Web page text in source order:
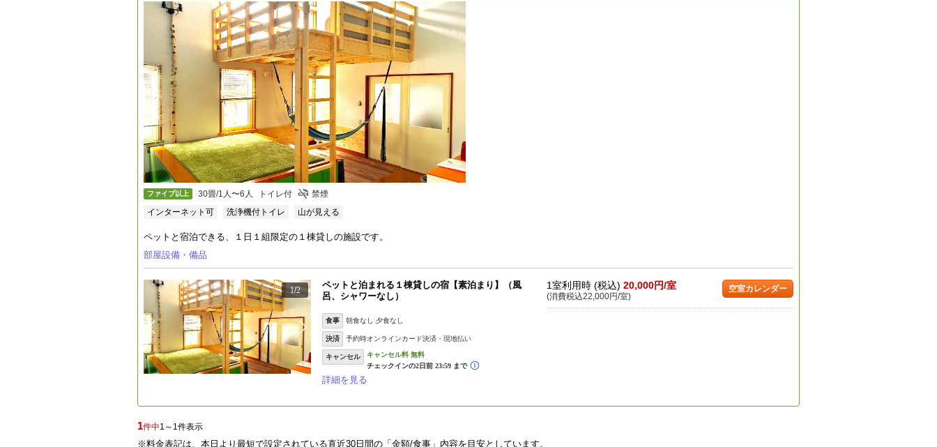
ファイブ以上 30畳/1人〜6人 トイレ付
禁煙
インターネット可
洗浄機付トイレ 山が見える
ペットと宿泊できる、１日１組限定の１棟貸しの施設です。
部屋設備・備品
1/2
ペットと泊まれる１棟貸しの宿【素泊まり】（風
呂、シャワーなし）
食事 朝食なし 夕食なし
決済 予約時オンラインカード決済・現地払い
キャンセル
詳細を見る
1室利用時 (税込) 20,000円/室
(消費税込22,000円/室)
空室カレンダー
1件中1～1件表示
※料金表記は、本日より最短で設定されている直近30日間の「金額/食事」内容を目安としています。